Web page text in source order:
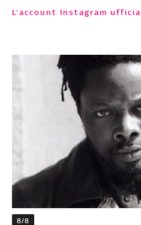
L’account Instagram
8/8